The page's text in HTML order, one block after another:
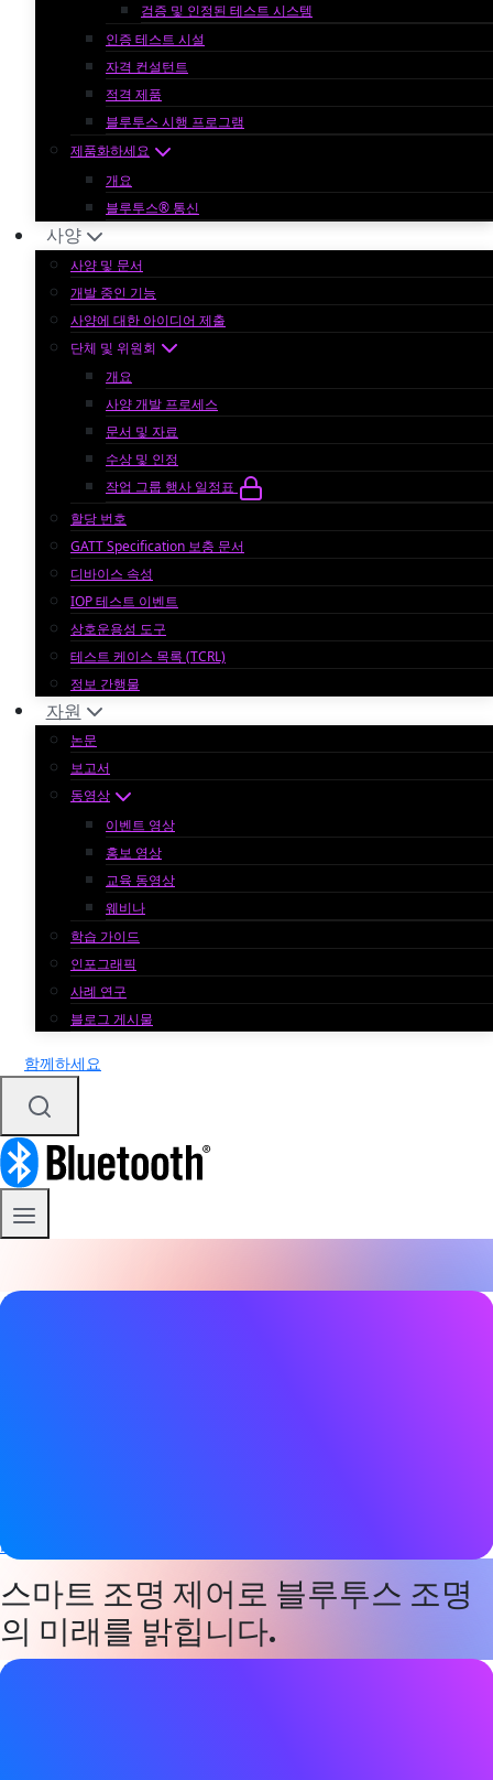
검증 및 인정된 테스트 시스템
인증 테스트 시설
자격 컨설턴트
적격 제품
블루투스 시행 프로그램
제품화하세요
개요
블루투스® 통신
사양
사양 및 문서
개발 중인 기능
사양에 대한 아이디어 제출
단체 및 위원회
개요
사양 개발 프로세스
문서 및 자료
수상 및 인정
작업 그룹 행사 일정표
할당 번호
GATT Specification 보충 문서
디바이스 속성
IOP 테스트 이벤트
상호운용성 도구
테스트 케이스 목록 (TCRL)
정보 간행물
자원
논문
보고서
동영상
이벤트 영상
홍보 영상
교육 동영상
웨비나
학습 가이드
인포그래픽
사례 연구
블로그 게시물
함께하세요
블로그 게시물 세부 정보
blog.nordicsemi.com
스마트 조명 제어로 블루투스 조명
의 미래를 밝힙니다.
블로그 게시물 세부 정보